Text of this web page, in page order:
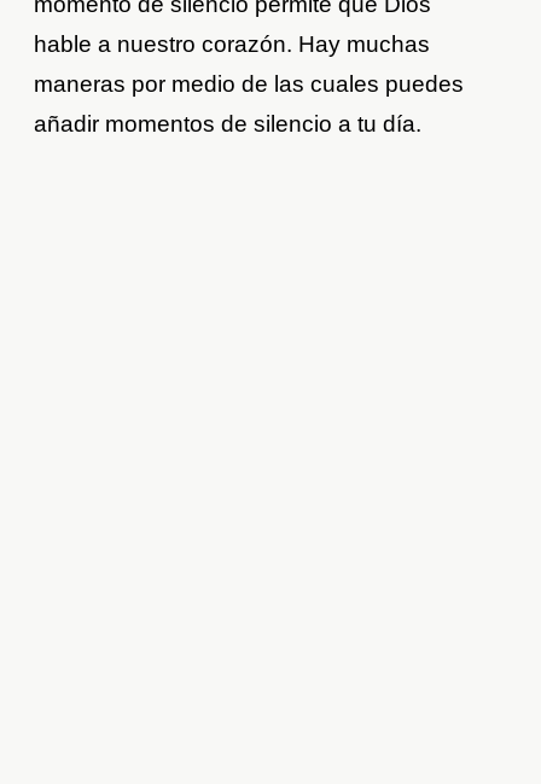
hable a nuestro corazón. Hay muchas
maneras por medio de las cuales puedes
añadir momentos de silencio a tu día.